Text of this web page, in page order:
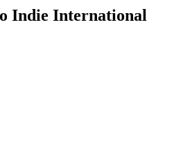
Indie International